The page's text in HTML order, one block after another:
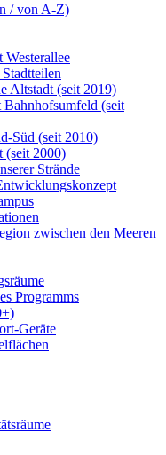
/ von A-Z)
Westerallee
Altstadt (seit 2019)
Bahnhofsumfeld (seit
Süd (seit 2010)
(seit 2000)
Strände
zwischen den Meeren
Programms
Geräte